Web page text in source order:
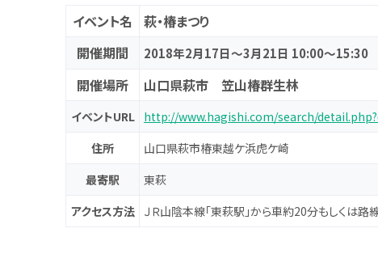
イベント名
萩・椿まつり
開催期間
2018年2月17日～3月21日 10:00～15:30
開催場所 山口県萩市 笠山椿群生林
イベントURL
http://www.hagishi.com/search/
住所
山口県萩市椿東越ケ浜虎ケ崎
最寄駅
東萩
アクセス方法
ＪＲ山陰本線「東萩駅」から車約20分もしくは